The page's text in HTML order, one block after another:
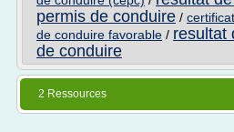
permis de conduire /
de conduire favorable / resultat
de conduire
2 Ressources